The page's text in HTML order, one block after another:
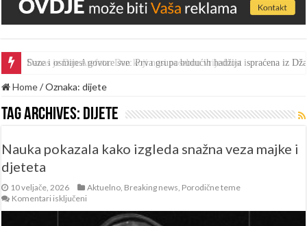
Suze i osmijesi govore sve: Prva grupa budućih hadžija ispraćena iz
Home/Oznaka:dijete
Tag Archives: dijete
Nauka pokazala kako izgleda snažna veza majke i
djeteta
10 veljače, 2026 Aktuelno Breaking news Porodične teme
Komentari isključeni
pokazala